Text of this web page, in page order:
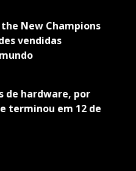
New Champions
vendidas
de hardware, por
terminou em 12 de